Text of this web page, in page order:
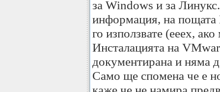
за Windows и за
информация, на
го използвате (ееех,
Инсталацията на
документирана и няма
Само ще спомена че е